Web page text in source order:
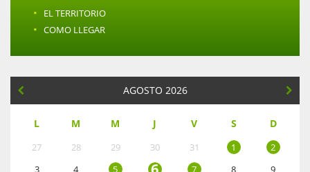
· EL TERRITORIO
· COMO LLEGAR
AGOSTO 2026
L M M J V S D
27 28 29 30 31 1
2
3
4 5 7 8
9